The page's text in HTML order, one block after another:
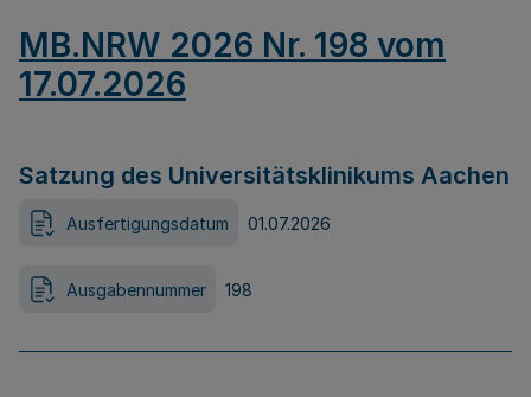
MB.NRW 2026 Nr. 198 vom
17.07.2026
Satzung des Universitätsklinikums Aachen
Ausfertigungsdatum 01.07.2026
Ausgabennummer 198